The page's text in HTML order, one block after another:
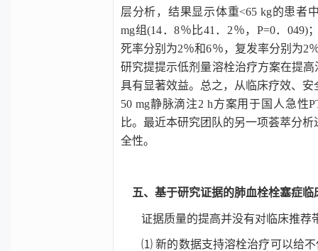
层分析，结果显示体重<65 kg的患者
mg组(14．8％比41 ． 2％， P=0． 049)
死率分别为2％和6％，复发率分别为2
研究提提示低剂量溶栓治疗方案在提
具有显著效益。总之，从临床疗效、
50 mg静脉滴注2 h方案用于国人急性
比。最近本研究团队的另一项荟萃分
全性。
五、基于研究证据的肺血栓栓塞症临
证据质量的提高并没有对临床推荐
⑴ 新的数据支持溶栓治疗可以给